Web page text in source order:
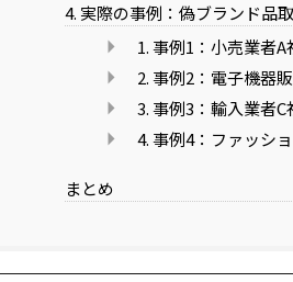
4. 実際の事例：偽ブランド品
1. 事例1：小売業者
2. 事例2：電子機器
3. 事例3：輸入業者
4. 事例4：ファッシ
まとめ